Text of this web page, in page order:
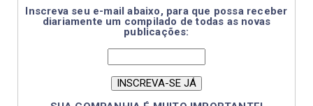
Inscreva seu e-mail abaixo, para que possa receber
diariamente um compilado de todas as novas
publicações: